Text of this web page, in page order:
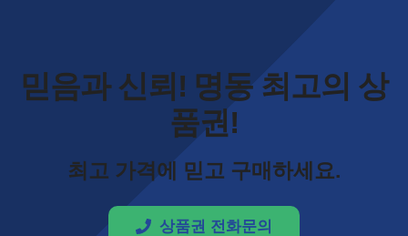
믿음과 신뢰! 명동 최고의 상
품권!
최고 가격에 믿고 구매하세요.
상품권 전화문의